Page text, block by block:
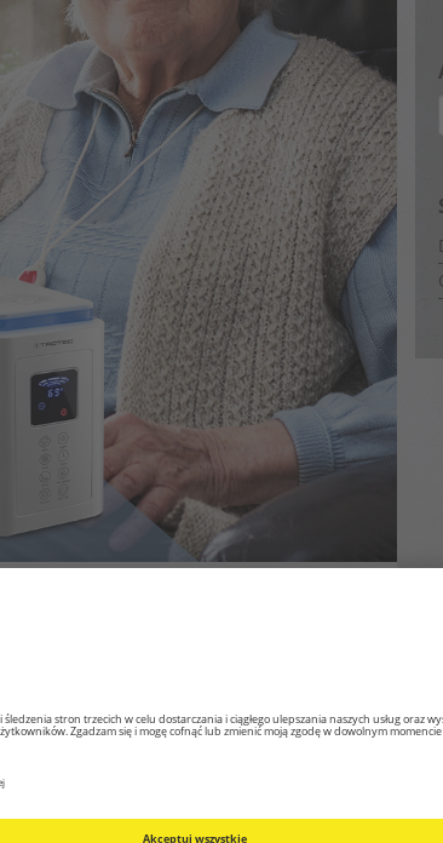
szczególne zagrożenie osób
złe lub nawet zakażone powietrze
chorobotwórcze często
a podczas kasłania lub kichania
Badania naukowe potwierdzają, że
2, które wydostały się z kaszlem,
powietrza powyżej 40% zabija
dowiedzieć się na naszej stronie